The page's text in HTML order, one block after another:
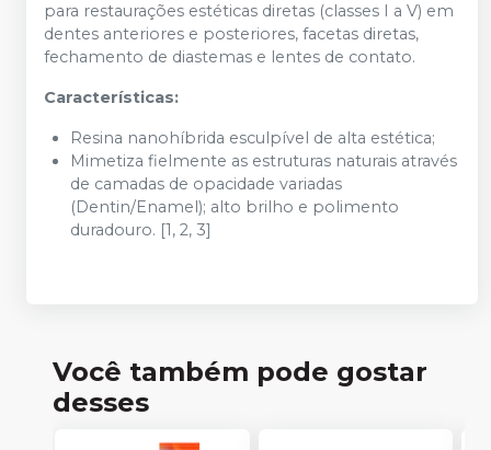
para restaurações estéticas diretas (classes I a V) em
dentes anteriores e posteriores, facetas diretas,
fechamento de diastemas e lentes de contato.
Características:
Resina nanohíbrida esculpível de alta estética;
Mimetiza fielmente as estruturas naturais através
de camadas de opacidade variadas
(Dentin/Enamel); alto brilho e polimento
duradouro. [1, 2, 3]
Você também pode gostar
desses